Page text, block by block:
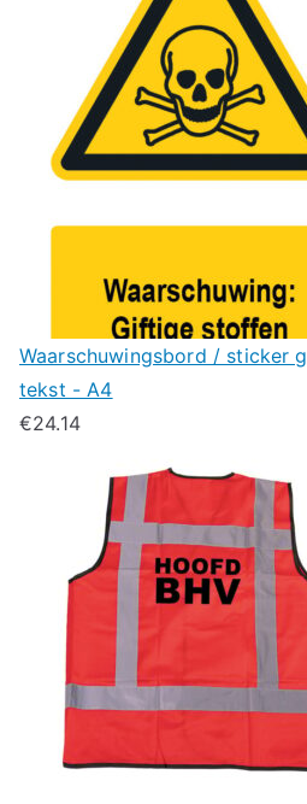
Waarschuwingsbord / sticker
tekst - A4
€24.14